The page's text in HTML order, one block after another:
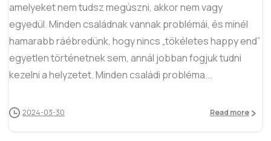
amelyeket nem tudsz megúszni, akkor nem vagy
egyedül. Minden családnak vannak problémái, és minél
hamarabb ráébredünk, hogy nincs „tökéletes happy end”
egyetlen történetnek sem, annál jobban fogjuk tudni
kezelni a helyzetet. Minden családi probléma...
2024-03-30 Read more